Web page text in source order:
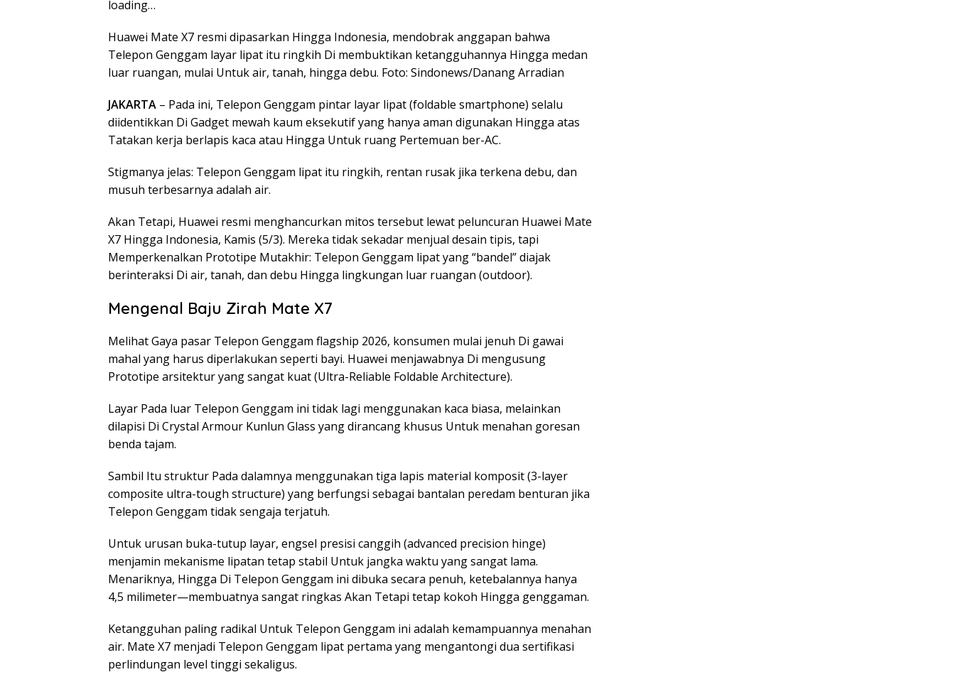
loading…
Huawei Mate X7 resmi dipasarkan Hingga Indonesia, mendobrak anggapan bahwa
Telepon Genggam layar lipat itu ringkih Di membuktikan ketangguhannya Hingga medan
luar ruangan, mulai Untuk air, tanah, hingga debu. Foto: Sindonews/Danang Arradian
JAKARTA – Pada ini, Telepon Genggam pintar layar lipat (foldable smartphone) selalu
diidentikkan Di Gadget mewah kaum eksekutif yang hanya aman digunakan Hingga atas
Tatakan kerja berlapis kaca atau Hingga Untuk ruang Pertemuan ber-AC.
Stigmanya jelas: Telepon Genggam lipat itu ringkih, rentan rusak jika terkena debu, dan
musuh terbesarnya adalah air.
Akan Tetapi, Huawei resmi menghancurkan mitos tersebut lewat peluncuran Huawei Mate
X7 Hingga Indonesia, Kamis (5/3). Mereka tidak sekadar menjual desain tipis, tapi
Memperkenalkan Prototipe Mutakhir: Telepon Genggam lipat yang “bandel” diajak
berinteraksi Di air, tanah, dan debu Hingga lingkungan luar ruangan (outdoor).
Mengenal Baju Zirah Mate X7
Melihat Gaya pasar Telepon Genggam flagship 2026, konsumen mulai jenuh Di gawai
mahal yang harus diperlakukan seperti bayi. Huawei menjawabnya Di mengusung
Prototipe arsitektur yang sangat kuat (Ultra-Reliable Foldable Architecture).
Layar Pada luar Telepon Genggam ini tidak lagi menggunakan kaca biasa, melainkan
dilapisi Di Crystal Armour Kunlun Glass yang dirancang khusus Untuk menahan goresan
benda tajam.
Sambil Itu struktur Pada dalamnya menggunakan tiga lapis material komposit (3-layer
composite ultra-tough structure) yang berfungsi sebagai bantalan peredam benturan jika
Telepon Genggam tidak sengaja terjatuh.
Untuk urusan buka-tutup layar, engsel presisi canggih (advanced precision hinge)
menjamin mekanisme lipatan tetap stabil Untuk jangka waktu yang sangat lama.
Menariknya, Hingga Di Telepon Genggam ini dibuka secara penuh, ketebalannya hanya
4,5 milimeter—membuatnya sangat ringkas Akan Tetapi tetap kokoh Hingga genggaman.
Ketangguhan paling radikal Untuk Telepon Genggam ini adalah kemampuannya menahan
air. Mate X7 menjadi Telepon Genggam lipat pertama yang mengantongi dua sertifikasi
perlindungan level tinggi sekaligus.